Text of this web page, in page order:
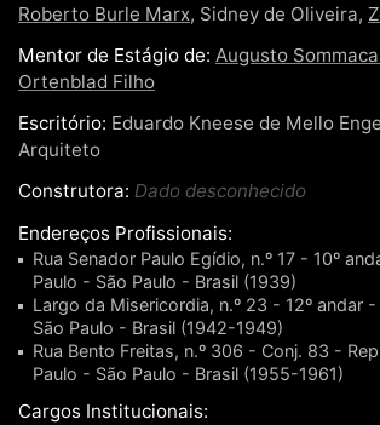
Roberto Burle Marx, Sidney de Oliveira,
Mentor de Estágio de: Augusto
Ortenblad Filho
Escritório: Eduardo Kneese de Mello
Arquiteto
Construtora: Dado desconhecido
Endereços Profissionais:
Rua Senador Paulo Egídio, n.º 17 - 10º
Paulo - São Paulo - Brasil (1939)
Largo da Misericordia, n.º 23 - 12º andar
São Paulo - Brasil (1942-1949)
Rua Bento Freitas, n.º 306 - Conj. 83 -
Paulo - São Paulo - Brasil (1955-1961)
Cargos Institucionais: